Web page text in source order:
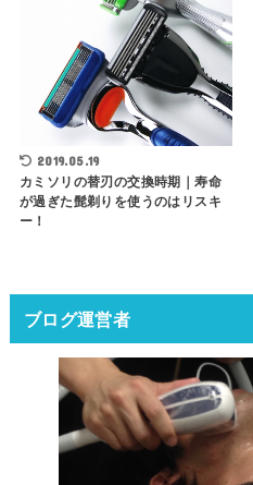
2019.05.19
カミソリの替刃の交換時期｜寿命
が過ぎた髭剃りを使うのはリスキ
ー！
ブログ運営者